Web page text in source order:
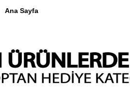
Ana Sayfa